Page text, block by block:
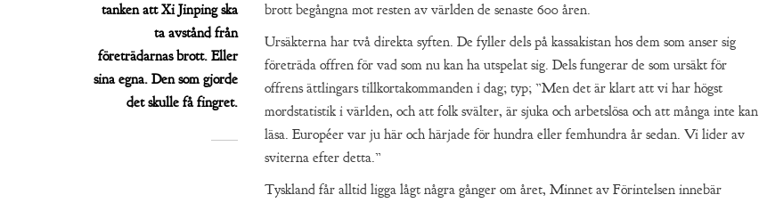
tanken att Xi Jinping ska
ta avstånd från
företrädarnas brott. Eller
sina egna. Den som gjorde
det skulle få fingret.
brott begångna mot resten av världen de senaste 600 åren.
Ursäkterna har två direkta syften. De fyller dels på kassakistan hos dem som anser sig
företräda offren för vad som nu kan ha utspelat sig. Dels fungerar de som ursäkt för
offrens ättlingars tillkortakommanden i dag; typ; ”Men det är klart att vi har högst
mordstatistik i världen, och att folk svälter, är sjuka och arbetslösa och att många inte kan
läsa. Européer var ju här och härjade för hundra eller femhundra år sedan. Vi lider av
sviterna efter detta.”
Tyskland får alltid ligga lågt några gånger om året, Minnet av Förintelsen innebär